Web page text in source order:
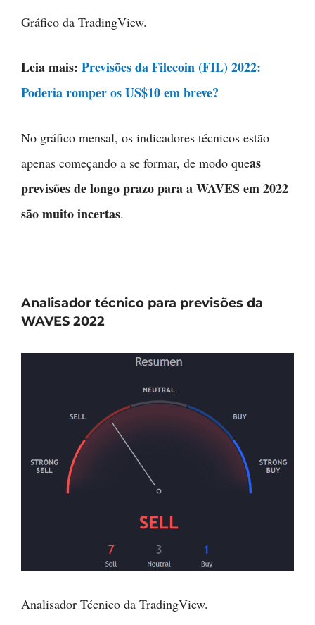
Gráfico da TradingView.
Leia mais: Previsões da Filecoin (FIL) 2022:
Poderia romper os US$10 em breve?
No gráfico mensal, os indicadores técnicos estão
apenas começando a se formar, de modo queas
previsões de longo prazo para a WAVES em 2022
são muito incertas.
Analisador técnico para previsões da
WAVES 2022
Analisador Técnico da TradingView.